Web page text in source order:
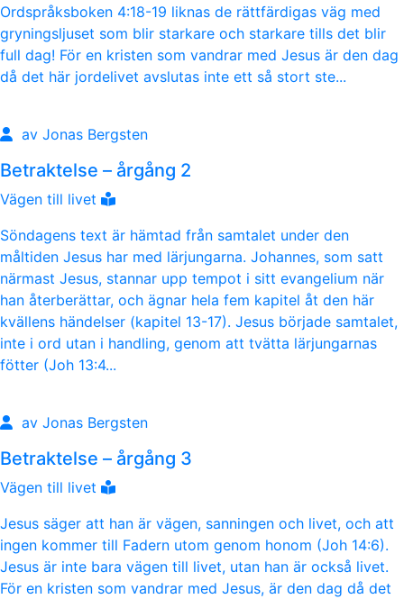
Ordspråksboken 4:18-19 liknas de rättfärdigas väg med
gryningsljuset som blir starkare och starkare tills det blir
full dag! För en kristen som vandrar med Jesus är den dag
då det här jordelivet avslutas inte ett så stort ste...
av Jonas Bergsten
Betraktelse – årgång 2
Vägen till livet
Söndagens text är hämtad från samtalet under den
måltiden Jesus har med lärjungarna. Johannes, som satt
närmast Jesus, stannar upp tempot i sitt evangelium när
han återberättar, och ägnar hela fem kapitel åt den här
kvällens händelser (kapitel 13-17). Jesus började samtalet,
inte i ord utan i handling, genom att tvätta lärjungarnas
fötter (Joh 13:4...
av Jonas Bergsten
Betraktelse – årgång 3
Vägen till livet
Jesus säger att han är vägen, sanningen och livet, och att
ingen kommer till Fadern utom genom honom (Joh 14:6).
Jesus är inte bara vägen till livet, utan han är också livet.
För en kristen som vandrar med Jesus, är den dag då det